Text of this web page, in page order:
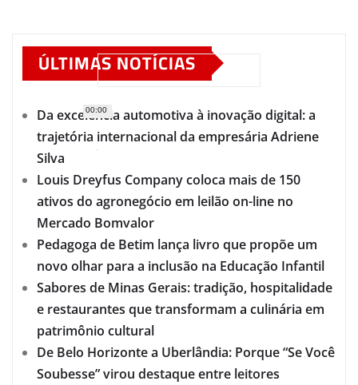
00:00
ÚLTIMAS NOTÍCIAS
Da excelência automotiva à inovação digital: a
trajetória internacional da empresária Adriene
Silva
Louis Dreyfus Company coloca mais de 150
ativos do agronegócio em leilão on-line no
Mercado Bomvalor
Pedagoga de Betim lança livro que propõe um
novo olhar para a inclusão na Educação Infantil
Sabores de Minas Gerais: tradição, hospitalidade
e restaurantes que transformam a culinária em
patrimônio cultural
De Belo Horizonte a Uberlândia: Porque “Se Você
Soubesse” virou destaque entre leitores